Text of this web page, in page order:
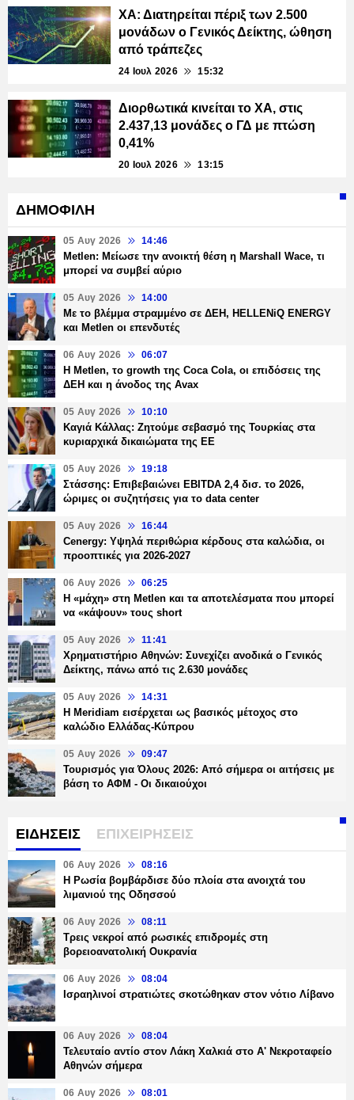
ΧΑ: Διατηρείται πέριξ των 2.500
μονάδων ο Γενικός Δείκτης, ώθηση
από τράπεζες
24 Ιουλ 2026 15:32
Διορθωτικά κινείται το ΧΑ, στις
2.437,13 μονάδες ο ΓΔ με πτώση
0,41%
20 Ιουλ 2026 13:15
ΔΗΜΟΦΙΛΗ
05 Αυγ 2026 14:46
Metlen: Μείωσε την ανοικτή θέση η Marshall Wace, τι
μπορεί να συμβεί αύριο
05 Αυγ 2026 14:00
Με το βλέμμα στραμμένο σε ΔΕΗ, HELLENiQ ENERGY
και Metlen οι επενδυτές
06 Αυγ 2026 06:07
H Metlen, το growth της Coca Cola, οι επιδόσεις της
ΔΕΗ και η άνοδος της Avax
05 Αυγ 2026 10:10
Καγιά Κάλλας: Ζητούμε σεβασμό της Τουρκίας στα
κυριαρχικά δικαιώματα της ΕΕ
05 Αυγ 2026 19:18
Στάσσης: Επιβεβαιώνει EBITDA 2,4 δισ. το 2026,
ώριμες οι συζητήσεις για το data center
05 Αυγ 2026 16:44
Cenergy: Υψηλά περιθώρια κέρδους στα καλώδια, οι
προοπτικές για 2026-2027
06 Αυγ 2026 06:25
H «μάχη» στη Metlen και τα αποτελέσματα που μπορεί
να «κάψουν» τους short
05 Αυγ 2026 11:41
Χρηματιστήριο Αθηνών: Συνεχίζει ανοδικά ο Γενικός
Δείκτης, πάνω από τις 2.630 μονάδες
05 Αυγ 2026 14:31
Η Meridiam εισέρχεται ως βασικός μέτοχος στο
καλώδιο Ελλάδας-Κύπρου
05 Αυγ 2026 09:47
Τουρισμός για Όλους 2026: Από σήμερα οι αιτήσεις με
βάση το ΑΦΜ - Οι δικαιούχοι
ΕΙΔΗΣΕΙΣ ΕΠΙΧΕΙΡΗΣΕΙΣ
06 Αυγ 2026 08:16
Η Ρωσία βομβάρδισε δύο πλοία στα ανοιχτά του
λιμανιού της Οδησσού
06 Αυγ 2026 08:11
Τρεις νεκροί από ρωσικές επιδρομές στη
βορειοανατολική Ουκρανία
06 Αυγ 2026 08:04
Ισραηλινοί στρατιώτες σκοτώθηκαν στον νότιο Λίβανο
06 Αυγ 2026 08:04
Τελευταίο αντίο στον Λάκη Χαλκιά στο Α' Νεκροταφείο
Αθηνών σήμερα
06 Αυγ 2026 08:01